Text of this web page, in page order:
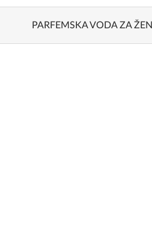
PARFEMSKA VODA ZA